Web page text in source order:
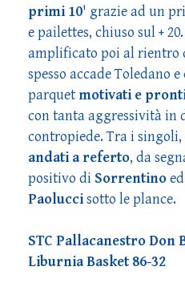
primi 10' grazie ad un
e pailettes, chiuso sul +
amplificato poi al rientro
spesso accade Toledano
parquetmotivati e
con tanta aggressività in
contropiede. Tra i
andati a referto, da
positivo di Sorrentino
Paoluccisotto le plance.
STC Pallacanestro Don
Liburnia Basket 86-32